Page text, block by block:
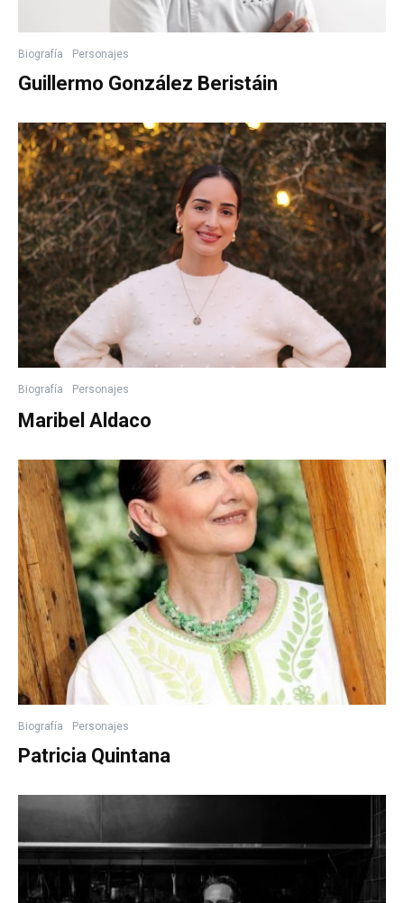
Biografía Personajes
Guillermo González Beristáin
Biografía Personajes
Maribel Aldaco
Biografía Personajes
Patricia Quintana